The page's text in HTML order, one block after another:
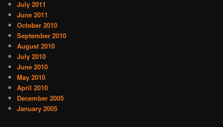
July 2011
June 2011
October 2010
September 2010
August 2010
July 2010
June 2010
May 2010
April 2010
December 2005
January 2005